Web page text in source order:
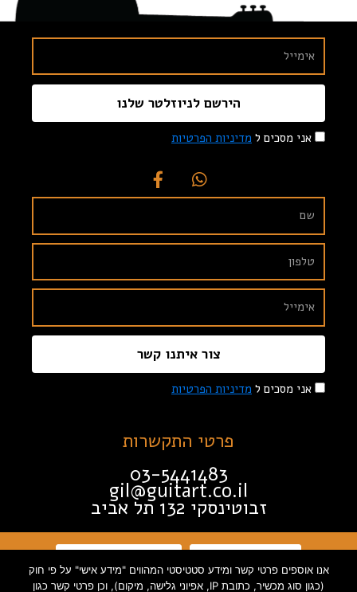
אני מסכים ל מדיניות הפרטיות
הירשם לניוזלטר שלנו
אני מסכים ל מדיניות הפרטיות
צור איתנו קשר
פרטי התקשרות
03-5441483
gil@guitart.co.il
זבוטינסקי 132 תל אביב
הצהרת נגישות
אנו אוספים פרטי קשר ומידע סטטיסטי המהווים "מידע אישי" על פי חוק
(כגון סוג מכשיר, כתובת IP, אפיוני גלישה, מיקום), וכן פרטי קשר כגון